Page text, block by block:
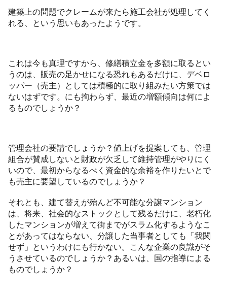
建築上の問題でクレームが来たら施工会社が処理してく
れる、という思いもあったようです。
これは今も真理ですから、修繕積立金を多額に取るとい
うのは、販売の足かせになる恐れもあるだけに、デベロ
ッパー（売主）としては積極的に取り組みたい方策では
ないはずです。にも拘わらず、最近の増額傾向は何によ
るものでしょうか？
管理会社の要請でしょうか？値上げを提案しても、管理
組合が賛成しないと財政が欠乏して維持管理がやりにく
いので、最初からなるべく資金的な余裕を作りたいとで
も売主に要望しているのでしょうか？
それとも、建て替えが殆んど不可能な分譲マンション
は、将来、社会的なストックとして残るだけに、老朽化
したマンションが増えて街までがスラム化するようなこ
とがあってはならない、分譲した当事者としても「我関
せず」というわけにも行かない。こんな企業の良識がそ
うさせているのでしょうか？あるいは、国の指導による
ものでしょうか？